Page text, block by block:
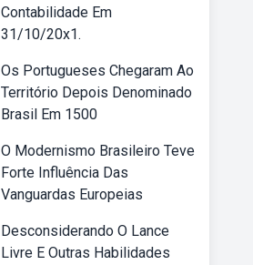
Contabilidade Em
31/10/20x1.
Os Portugueses Chegaram Ao
Território Depois Denominado
Brasil Em 1500
O Modernismo Brasileiro Teve
Forte Influência Das
Vanguardas Europeias
Desconsiderando O Lance
Livre E Outras Habilidades